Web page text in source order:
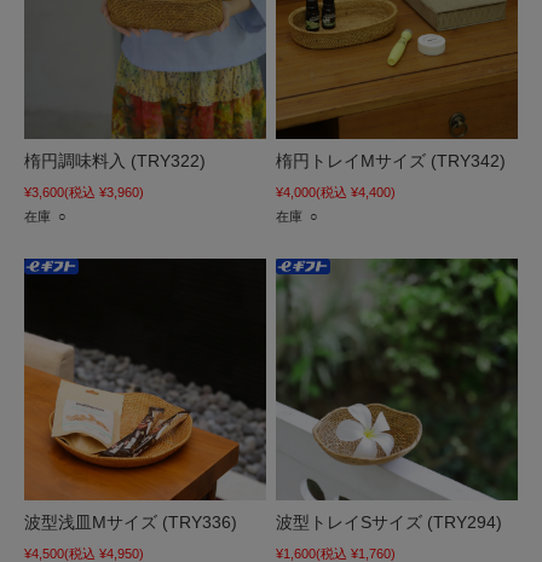
楕円調味料入 (TRY322)
¥3,600(税込 ¥3,960)
在庫 ○
楕円トレイMサイズ (TRY342)
¥4,000(税込 ¥4,400)
在庫 ○
波型浅皿Mサイズ (TRY336)
¥4,500(税込 ¥4,950)
波型トレイSサイズ (TRY294)
¥1,600(税込 ¥1,760)